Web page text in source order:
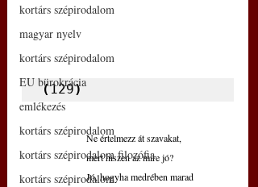
kortárs szépirodalom
magyar nyelv
kortárs szépirodalom
EU bürokrácia
emlékezés
kortárs szépirodalom
kortárs szépirodalom filozófia
kortárs szépirodalom
(129)
Ne értelmezz át szavakat,
mert hiszen az mire jó?
Jó, hogyha medrében marad